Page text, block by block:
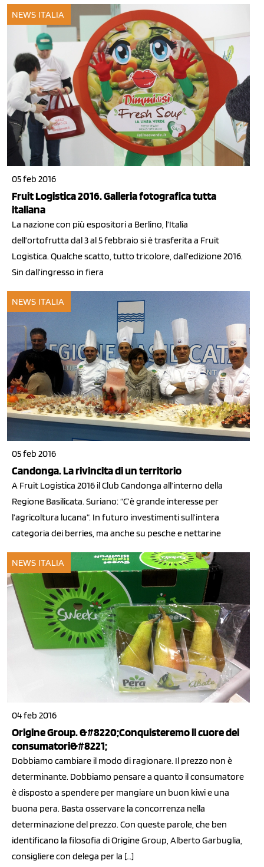
NEWS ITALIA
05 feb 2016
Fruit Logistica 2016. Galleria fotografica tutta
italiana
La nazione con più espositori a Berlino, l’Italia
dell’ortofrutta dal 3 al 5 febbraio si è trasferita a Fruit
Logistica. Qualche scatto, tutto tricolore, dall’edizione 2016.
Sin dall’ingresso in fiera
NEWS ITALIA
05 feb 2016
Candonga. La rivincita di un territorio
A Fruit Logistica 2016 il Club Candonga all’interno della
Regione Basilicata. Suriano: “C’è grande interesse per
l’agricoltura lucana”. In futuro investimenti sull’intera
categoria dei berries, ma anche su pesche e nettarine
NEWS ITALIA
04 feb 2016
Origine Group. &#8220;Conquisteremo il cuore dei
consumatori&#8221;
Dobbiamo cambiare il modo di ragionare. Il prezzo non è
determinante. Dobbiamo pensare a quanto il consumatore
è disposto a spendere per mangiare un buon kiwi e una
buona pera. Basta osservare la concorrenza nella
determinazione del prezzo. Con queste parole, che ben
identificano la filosofia di Origine Group, Alberto Garbuglia,
consigliere con delega per la […]